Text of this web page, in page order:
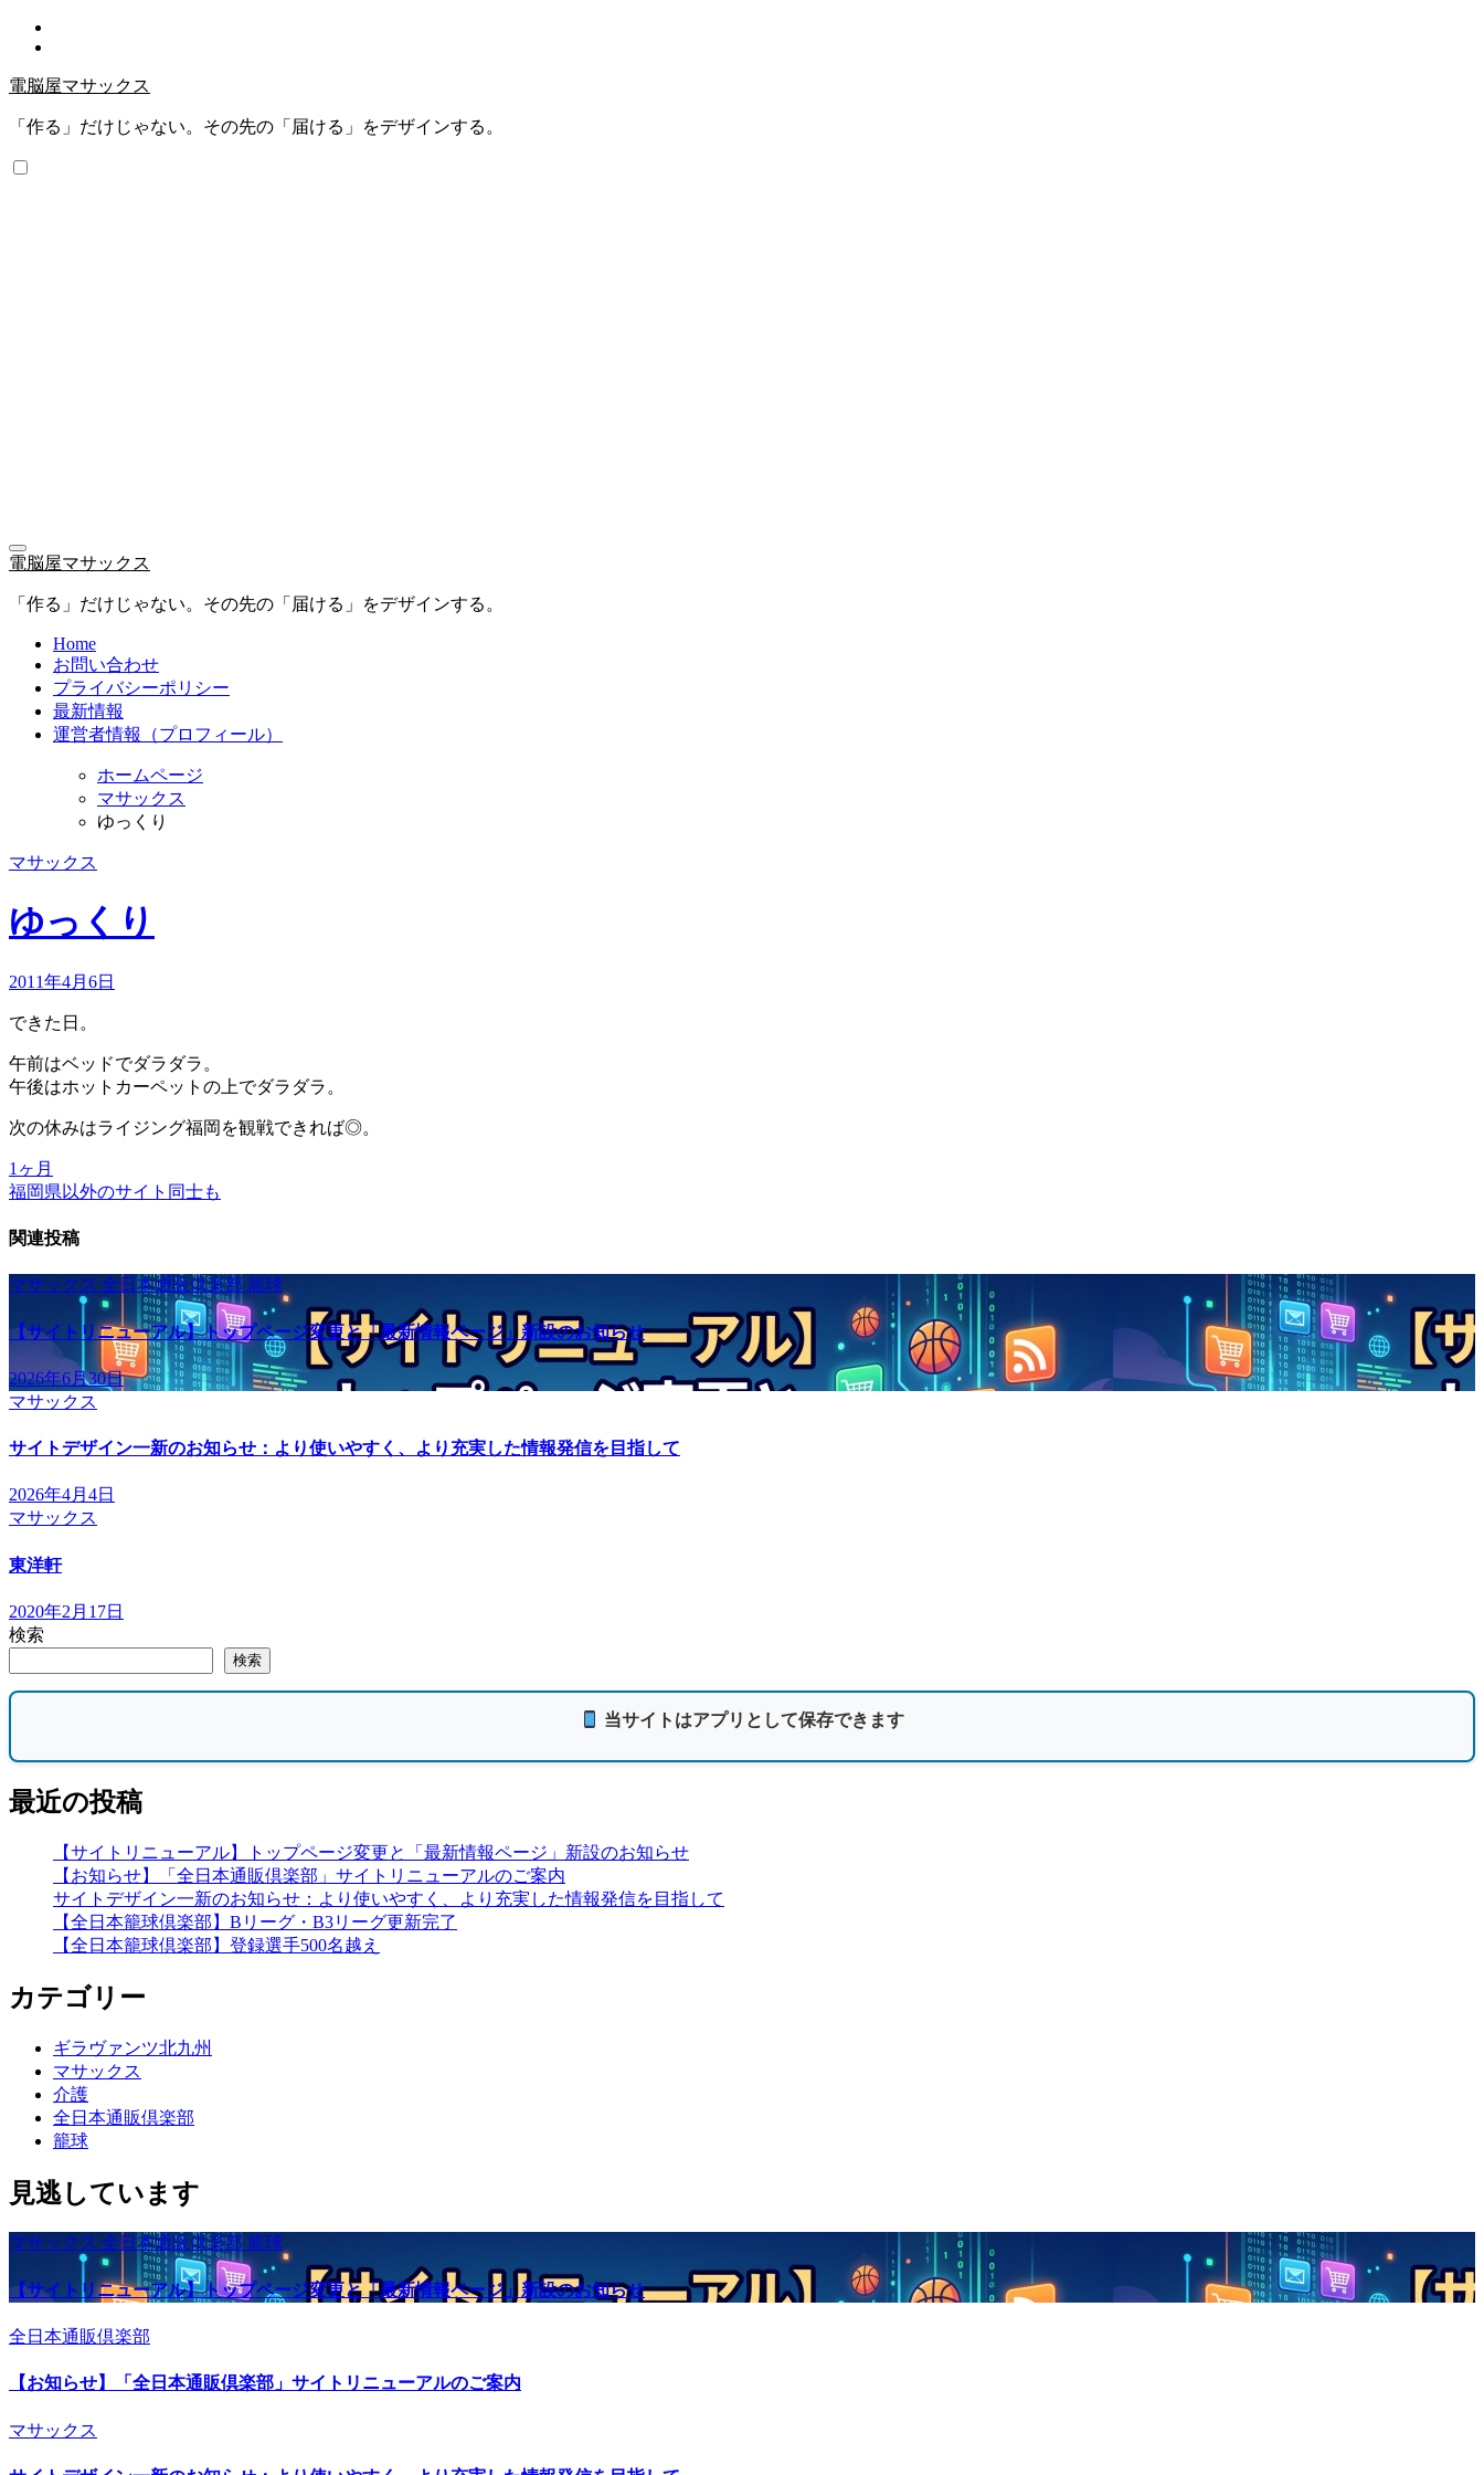
を
ス
キ
プ
電脳屋マサックス
「作る」だけじゃない。その先の「届ける」をデザインする。
電脳屋マサックス
「作る」だけじゃない。その先の「届ける」をデザインする。
Home
お問い合わせ
プライバシーポリシー
最新情報
運営者情報（プロフィール）
ホームページ
マサックス
ゆっくり
マサックス
ゆっくり
2011年4月6日
できた日。
午前はベッドでダラダラ。
午後はホットカーペットの上でダラダラ。
次の休みはライジング福岡を観戦できれば◎。
投
稿
ナ
ビ
ゲ
シ
ン
1ヶ月
福岡県以外のサイト同士も
関連投稿
マサックス 全日本通販倶楽部 籠球
【サイトリニューアル】トップページ変更と「最新情報ページ」新設のお知らせ
2026年6月30日
マサックス
サイトデザイン一新のお知らせ：より使いやすく、より充実した情報発信を目指して
2026年4月4日
マサックス
東洋軒
2020年2月17日
検索
検索
当サイトはアプリとして保存できます
最近の投稿
【サイトリニューアル】トップページ変更と「最新情報ページ」新設のお知らせ
【お知らせ】「全日本通販倶楽部」サイトリニューアルのご案内
サイトデザイン一新のお知らせ：より使いやすく、より充実した情報発信を目指して
【全日本籠球倶楽部】Bリーグ・B3リーグ更新完了
【全日本籠球倶楽部】登録選手500名越え
カテゴリー
ギラヴァンツ北九州
マサックス
介護
全日本通販倶楽部
籠球
見逃しています
マサックス 全日本通販倶楽部 籠球
【サイトリニューアル】トップページ変更と「最新情報ページ」新設のお知らせ
全日本通販倶楽部
【お知らせ】「全日本通販倶楽部」サイトリニューアルのご案内
マサックス